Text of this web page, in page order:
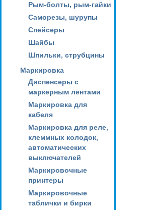
Рым-болты, рым-гайки
Саморезы, шурупы
Спейсеры
Шайбы
Шпильки, струбцины
Маркировка
Диспенсеры с
маркерным лентами
Маркировка для
кабеля
Маркировка для реле,
клеммных колодок,
автоматических
выключателей
Маркировочные
принтеры
Маркировочные
таблички и бирки